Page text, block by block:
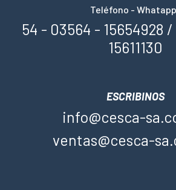
Teléfono -
54 - 03564 - 15654928
15611130
ESCRIBINOS
info@cesca-
ventas@cesca-